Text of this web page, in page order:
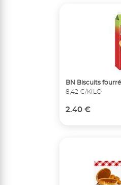
BN Biscuits
8,42 €/KILO
2.40 €